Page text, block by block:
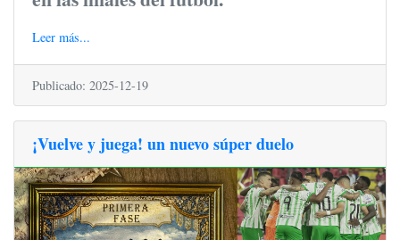
Leer más...
Publicado: 2025-12-19
¡Vuelve y juega! un nuevo súper duelo